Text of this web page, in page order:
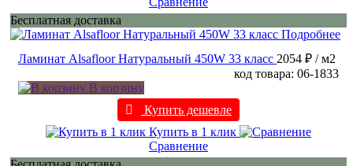
Бесплатная доставка
Подробнее
Ламинат Alsafloor Натуральный 450W 33 класс 2054 ₽ / м2
код товара: 06-1833
В корзину
Купить дешевле
Купить в 1 клик
Сравнение